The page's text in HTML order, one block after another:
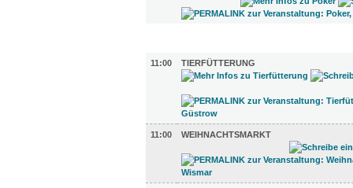
11:00
TIERFÜTTERUNG
11:00 WEIHNACHTSMARKT